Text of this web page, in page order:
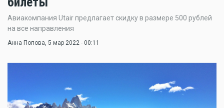
Авиакомпания Utair предлагает скидку в размере 500 рублей
на все направления
Анна Попова, 5 мар 2022 - 00:11